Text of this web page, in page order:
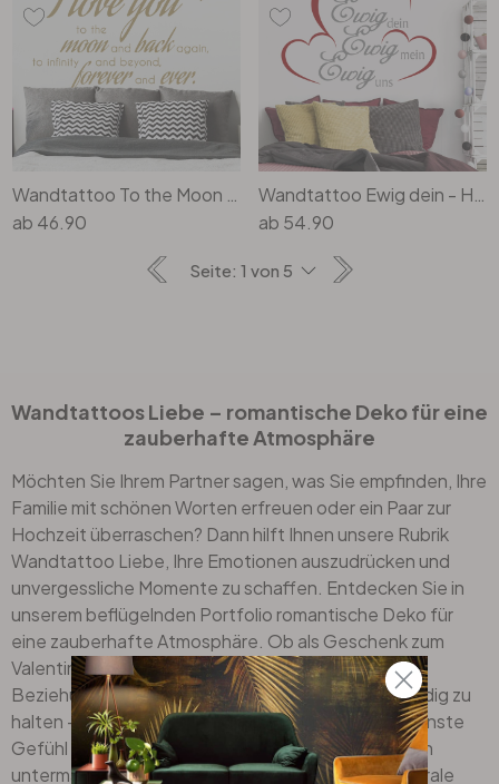
Wandtattoo To the Moon and back...
ab 46.90
Wandtattoo Ewig dein - Herzen (2-farbig)
ab 54.90
Wandtattoos Liebe – romantische Deko für eine
zauberhafte Atmosphäre
Möchten Sie Ihrem Partner sagen, was Sie empfinden, Ihre
Familie mit schönen Worten erfreuen oder ein Paar zur
Hochzeit überraschen? Dann hilft Ihnen unsere Rubrik
Wandtattoo Liebe, Ihre Emotionen auszudrücken und
unvergessliche Momente zu schaffen. Entdecken Sie in
unserem beflügelnden Portfolio romantische Deko für
eine zauberhafte Atmosphäre. Ob als Geschenk zum
Valentinstag, als Liebesbeweis in einer langjährigen
Beziehung oder um die Botschaft von Glück lebendig zu
halten – jedes Motiv ist eine Hommage an das schönste
Gefühl der Welt. Verspielte Schriftzüge und Herzen
untermalen Ihre Einrichtung als zarte Gestalter. Florale